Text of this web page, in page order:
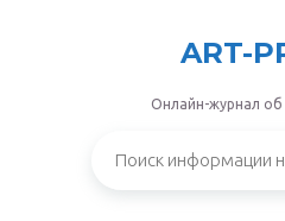
ART-
Онлайн-журнал